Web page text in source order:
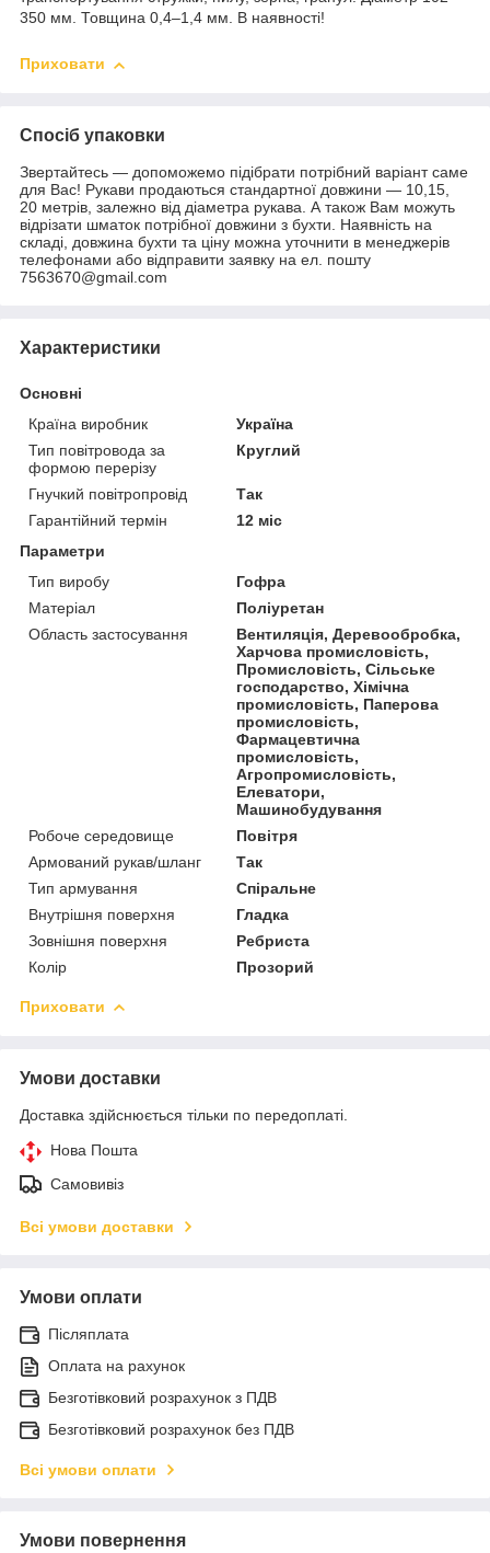
350 мм. Товщина 0,4–1,4 мм. В наявності!
Приховати
Спосіб упаковки
Звертайтесь — допоможемо підібрати потрібний варіант саме
для Вас! Рукави продаються стандартної довжини — 10,15,
20 метрів, залежно від діаметра рукава. А також Вам можуть
відрізати шматок потрібної довжини з бухти. Наявність на
складі, довжина бухти та ціну можна уточнити в менеджерів
телефонами або відправити заявку на ел. пошту
7563670@gmail.com
Характеристики
Основні
Країна виробник
Україна
Тип повітровода за
формою перерізу
Круглий
Гнучкий повітропровід
Так
Гарантійний термін
12 міс
Параметри
Тип виробу
Гофра
Матеріал
Поліуретан
Область застосування
Вентиляція, Деревообробка,
Харчова промисловість,
Промисловість, Сільське
господарство, Хімічна
промисловість, Паперова
промисловість,
Фармацевтична
промисловість,
Агропромисловість,
Елеватори,
Машинобудування
Робоче середовище
Повітря
Армований рукав/шланг
Так
Тип армування
Спіральне
Внутрішня поверхня
Гладка
Зовнішня поверхня
Ребриста
Колір
Прозорий
Приховати
Умови доставки
Доставка здійснюється тільки по передоплаті.
Нова Пошта
Самовивіз
Всі умови доставки
Умови оплати
Післяплата
Оплата на рахунок
Безготівковий розрахунок з ПДВ
Безготівковий розрахунок без ПДВ
Всі умови оплати
Умови повернення